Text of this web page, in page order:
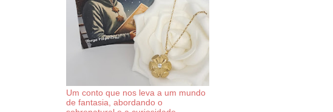
Um conto que nos leva a um mundo
de fantasia, abordando o